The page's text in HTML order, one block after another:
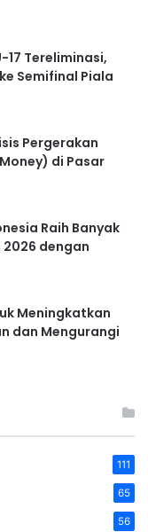
17 Tereliminasi,
Semifinal Piala
Pergerakan
di Pasar
Raih Banyak
2026 dengan
Meningkatkan
dan Mengurangi
111
65
56